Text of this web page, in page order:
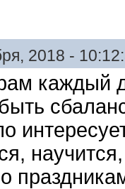
2018 -
каждый